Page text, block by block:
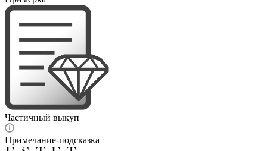
Частичный выкуп
Примечание-подсказка